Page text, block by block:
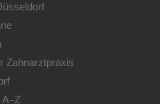
Zahnarztpraxis